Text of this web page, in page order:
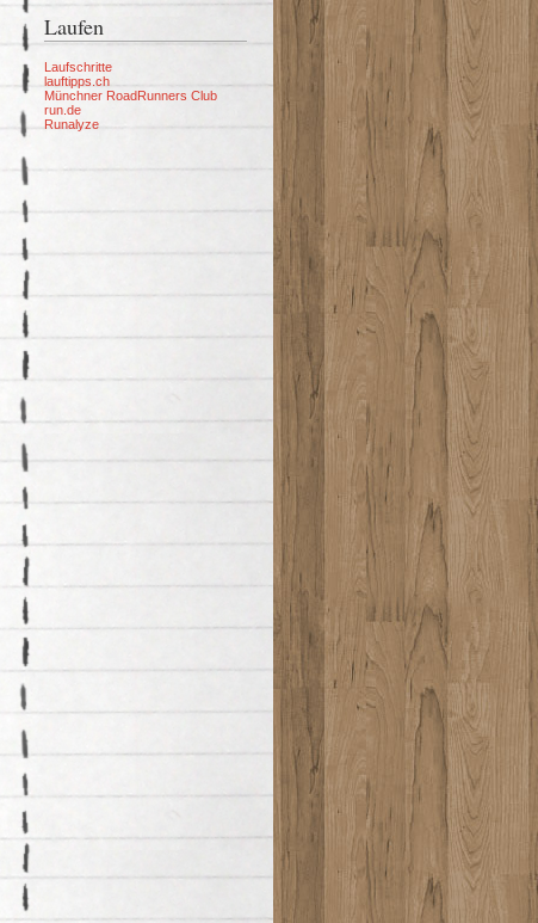
Laufen
Laufschritte
lauftipps.ch
Münchner RoadRunners Club
run.de
Runalyze